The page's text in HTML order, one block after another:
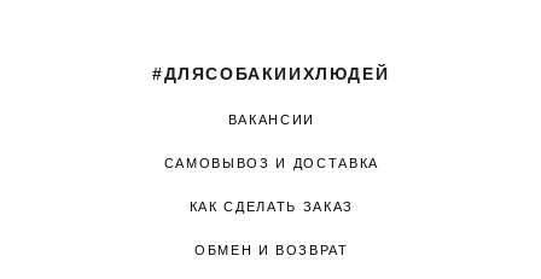
#ДЛЯСОБАКИИХЛЮДЕЙ
ВАКАНСИИ
САМОВЫВОЗ И ДОСТАВКА
КАК СДЕЛАТЬ ЗАКАЗ
ОБМЕН И ВОЗВРАТ